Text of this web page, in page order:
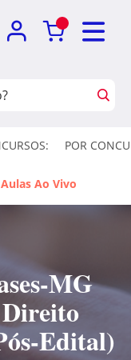
POR
Aulas Ao Vivo
MG
Edital)